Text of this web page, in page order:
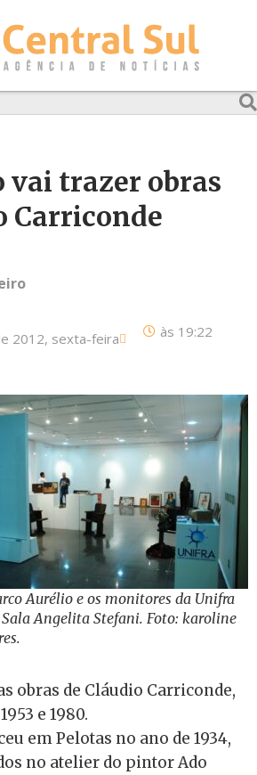
vai trazer obras
Carriconde
2012, sexta-feira às 19:22
Aurélio e os monitores da Unifra
Angelita Stefani. Foto: karoline
obras de Cláudio Carriconde,
e 1980.
em Pelotas no ano de 1934,
no atelier do pintor Ado